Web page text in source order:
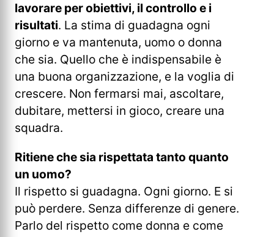
lavorare per obiettivi, il controllo e i
risultati. La stima di guadagna ogni
giorno e va mantenuta, uomo o donna
che sia. Quello che è indispensabile è
una buona organizzazione, e la voglia di
crescere. Non fermarsi mai, ascoltare,
dubitare, mettersi in gioco, creare una
squadra.
Ritiene che sia rispettata tanto quanto
un uomo?
Il rispetto si guadagna. Ogni giorno. E si
può perdere. Senza differenze di genere.
Parlo del rispetto come donna e come